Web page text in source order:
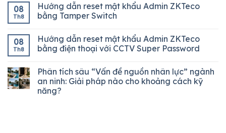
08
Th8
Hướng dẫn reset mật khẩu Admin ZKTeco
bằng Tamper Switch
08
Th8
Hướng dẫn reset mật khẩu Admin ZKTeco
bằng điện thoại với CCTV Super Password
Phân tích sâu “Vấn đề nguồn nhân lực” ngành
an ninh: Giải pháp nào cho khoảng cách kỹ
năng?